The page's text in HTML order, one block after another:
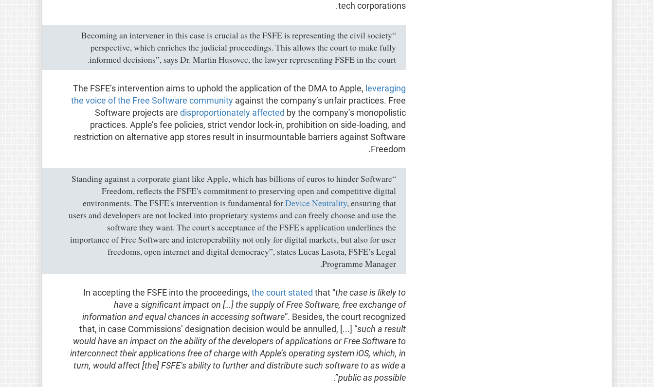
tech corporations.
“Becoming an intervener in this case is crucial as the FSFE is representing the civil society
perspective, which enriches the judicial proceedings. This allows the court to make fully
informed decisions”, says Dr. Martin Husovec, the lawyer representing FSFE in the court.
The FSFE’s intervention aims to uphold the application of the DMA to Apple, leveraging
the voice of the Free Software community against the company’s unfair practices. Free
Software projects aredisproportionately affected by the company’s monopolistic
practices. Apple’s fee policies, strict vendor lock-in, prohibition on side-loading, and
restriction on alternative app stores result in insurmountable barriers against Software
Freedom.
“Standing against a corporate giant like Apple, which has billions of euros to hinder Software
Freedom, reflects the FSFE's commitment to preserving open and competitive digital
environments. The FSFE's intervention is fundamental forDevice Neutrality, ensuring that
users and developers are not locked into proprietary systems and can freely choose and use the
software they want. The court's acceptance of the FSFE's application underlines the
importance of Free Software and interoperability not only for digital markets, but also for user
freedoms, open internet and digital democracy”, states Lucas Lasota, FSFE’s Legal
Programme Manager.
In accepting the FSFE into the proceedings,the court stated that “the case is likely to
have a significant impact on […] the supply of Free Software, free exchange of
information and equal chances in accessing software”. Besides, the court recognized
that, in case Commissions’ designation decision would be annulled, [...] “such a result
would have an impact on the ability of the developers of applications or Free Software to
interconnect their applications free of charge with Apple’s operating system iOS, which, in
turn, would affect [the] FSFE’s ability to further and distribute such software to as wide a
public as possible
”.